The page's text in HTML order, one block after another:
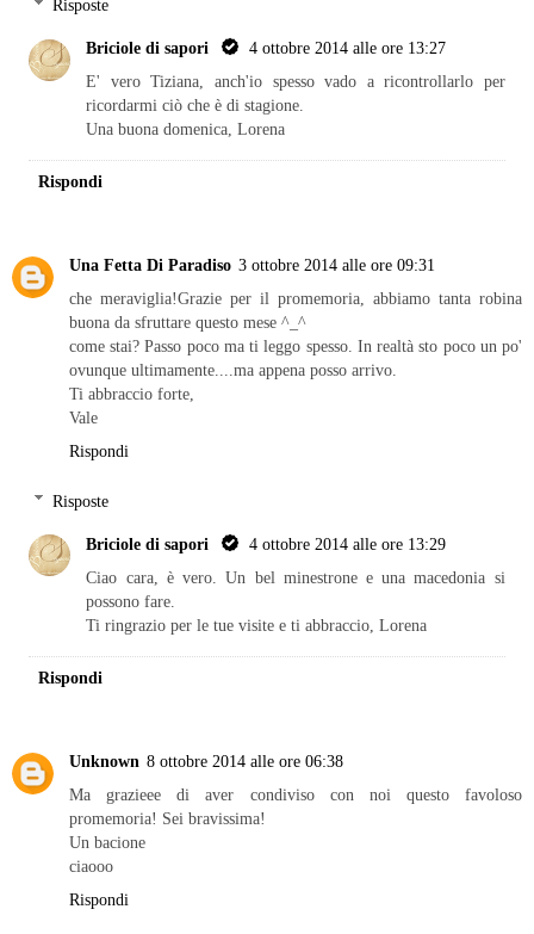
Risposte
Briciole di sapori
4 ottobre 2014 alle ore 13:27
E' vero Tiziana, anch'io spesso vado a ricontrollarlo per
ricordarmi ciò che è di stagione.
Una buona domenica, Lorena
Rispondi
Una Fetta Di Paradiso 3 ottobre 2014 alle ore 09:31
che meraviglia!Grazie per il promemoria, abbiamo tanta robina
buona da sfruttare questo mese ^_^
come stai? Passo poco ma ti leggo spesso. In realtà sto poco un po'
ovunque ultimamente....ma appena posso arrivo.
Ti abbraccio forte,
Vale
Rispondi
Risposte
Briciole di sapori
4 ottobre 2014 alle ore 13:29
Ciao cara, è vero. Un bel minestrone e una macedonia si
possono fare.
Ti ringrazio per le tue visite e ti abbraccio, Lorena
Rispondi
Unknown 8 ottobre 2014 alle ore 06:38
Ma grazieee di aver condiviso con noi questo favoloso
promemoria! Sei bravissima!
Un bacione
ciaooo
Rispondi